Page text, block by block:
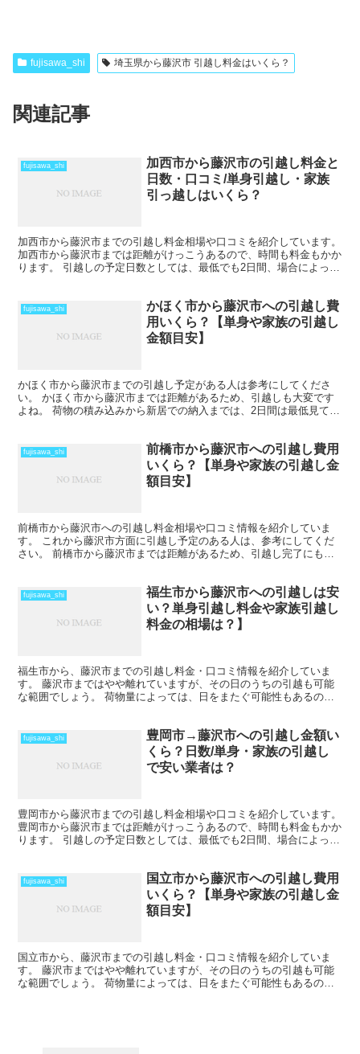
fujisawa_shi 埼玉県から藤沢市 引越し料金はいくら？
関連記事
fujisawa_shi
加西市から藤沢市の引越し料金と
日数・口コミ/単身引越し・家族
引っ越しはいくら？
加西市から藤沢市までの引越し料金相場や口コミを紹介しています。
加西市から藤沢市までは距離がけっこうあるので、時間も料金もかか
ります。 引越しの予定日数としては、最低でも2日間、場合によって
fujisawa_shi
かほく市から藤沢市への引越し費
用いくら？【単身や家族の引越し
金額目安】
かほく市から藤沢市までの引越し予定がある人は参考にしてくださ
い。 かほく市から藤沢市までは距離があるため、引越しも大変です
よね。 荷物の積み込みから新居での納入までは、2日間は最低見てお
fujisawa_shi
前橋市から藤沢市への引越し費用
いくら？【単身や家族の引越し金
額目安】
前橋市から藤沢市への引越し料金相場や口コミ情報を紹介していま
す。 これから藤沢市方面に引越し予定のある人は、参考にしてくだ
さい。 前橋市から藤沢市までは距離があるため、引越し完了にも時
fujisawa_shi
福生市から藤沢市への引越しは安
い？単身引越し料金や家族引越し
料金の相場は？】
福生市から、藤沢市までの引越し料金・口コミ情報を紹介していま
す。 藤沢市まではやや離れていますが、その日のうちの引越も可能
な範囲でしょう。 荷物量によっては、日をまたぐ可能性もあるの
fujisawa_shi
豊岡市→藤沢市への引越し金額い
くら？日数/単身・家族の引越し
で安い業者は？
豊岡市から藤沢市までの引越し料金相場や口コミを紹介しています。
豊岡市から藤沢市までは距離がけっこうあるので、時間も料金もかか
ります。 引越しの予定日数としては、最低でも2日間、場合によって
fujisawa_shi
国立市から藤沢市への引越し費用
いくら？【単身や家族の引越し金
額目安】
国立市から、藤沢市までの引越し料金・口コミ情報を紹介していま
す。 藤沢市まではやや離れていますが、その日のうちの引越も可能
な範囲でしょう。 荷物量によっては、日をまたぐ可能性もあるの